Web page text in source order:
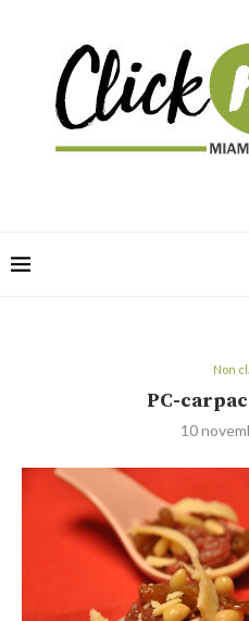
Non
PC-
10